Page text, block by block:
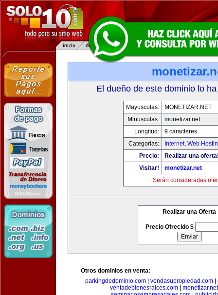
El dueño de este dominio lo
Mayusculas:
MONETIZAR.NET
Minusculas:
monetizar.net
Longitud:
9 caracteres
Categorias:
Internet, Web
Precio:
Realizar una
Visitar!
monetizar.net
Serán consideradas
Realizar una Oferta
Precio Ofrecido $
Otros dominios en venta:
parkingdedominio.com| vendasupropiedad.com|
ventadebienesraices.com
monetizar.net